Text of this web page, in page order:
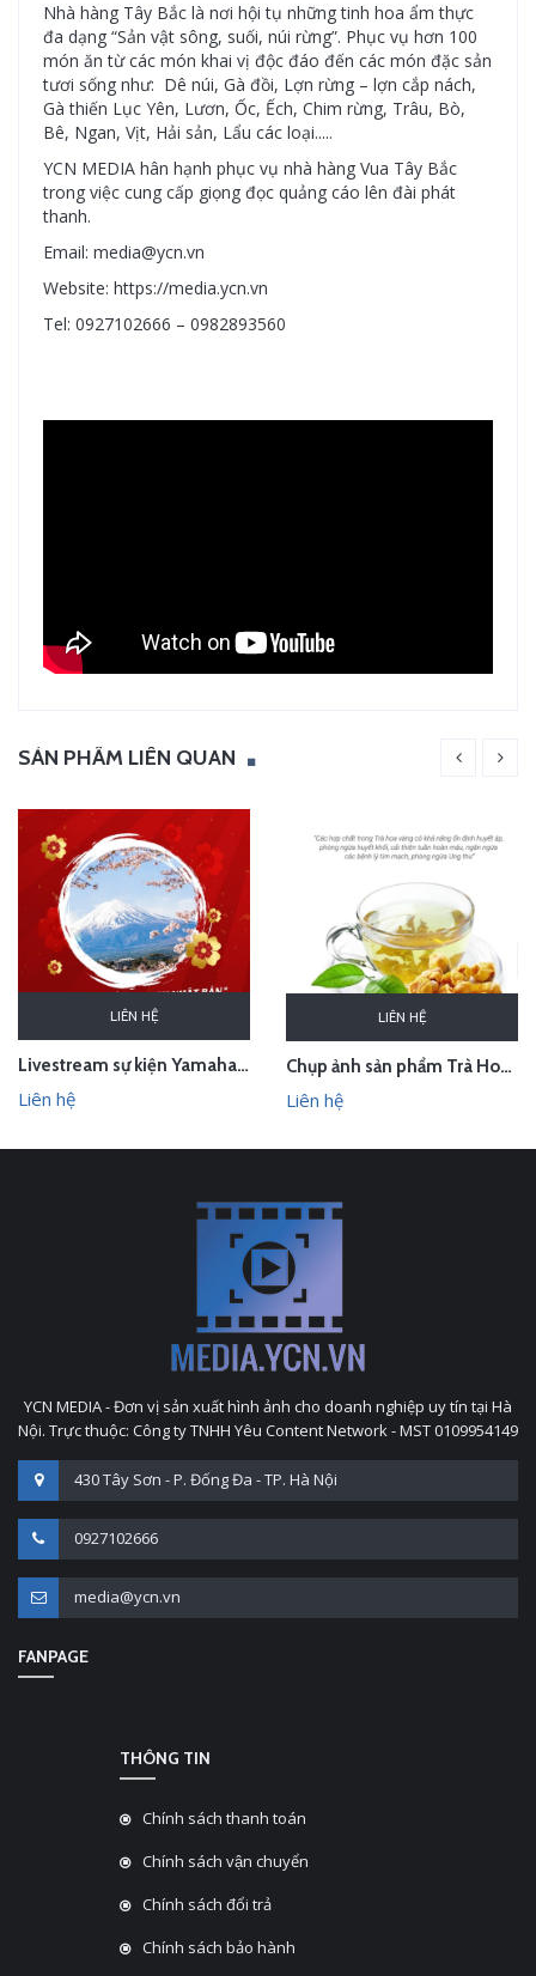
Nhà hàng Tây Bắc là nơi hội tụ những tinh hoa ẩm thực
đa dạng “Sản vật sông, suối, núi rừng”. Phục vụ hơn 100
món ăn từ các món khai vị độc đáo đến các món đặc sản
tươi sống như: Dê núi, Gà đồi, Lợn rừng – lợn cắp nách,
Gà thiến Lục Yên, Lươn, Ốc, Ếch, Chim rừng, Trâu, Bò,
Bê, Ngan, Vịt, Hải sản, Lẩu các loại.....
YCN MEDIA hân hạnh phục vụ nhà hàng Vua Tây Bắc
trong việc cung cấp giọng đọc quảng cáo lên đài phát
thanh.
Email: media@ycn.vn
Website: https://media.ycn.vn
Tel: 0927102666 – 0982893560
SẢN PHẨM LIÊN QUAN
LIÊN HỆ
Livestream sự kiện Yamaha - lễ bốc thăm chuyến du lịch Nhật Bản 100 triệu - Hà Nội
Liên hệ
LIÊN HỆ
Chụp ảnh sản phẩm Trà Hoa Vàng - Kim Hoa Trà tại studio Hà Nội
Liên hệ
YCN MEDIA - Đơn vị sản xuất hình ảnh cho doanh nghiệp uy tín tại Hà
Nội. Trực thuộc: Công ty TNHH Yêu Content Network - MST 0109954149
430 Tây Sơn - P. Đống Đa - TP. Hà Nội
0927102666
media@ycn.vn
FANPAGE
THÔNG TIN
Chính sách thanh toán
Chính sách vận chuyển
Chính sách đổi trả
Chính sách bảo hành